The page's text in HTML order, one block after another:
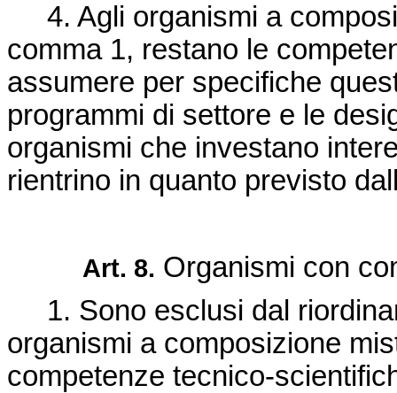
4. Agli organismi a
comma 1, restano le
assumere per specifiche
programmi di settore e le
organismi che investano
rientrino in quanto previsto
Art. 8. Organismi con
1. Sono esclusi dal
organismi a composizione
competenze tecnico-